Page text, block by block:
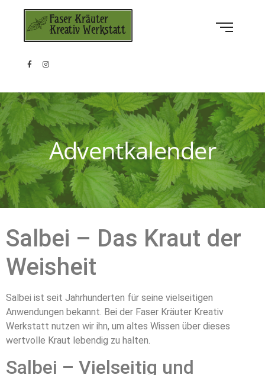
Adventkalender
Salbei – Das Kraut der
Weisheit
Salbei ist seit Jahrhunderten für seine vielseitigen
Anwendungen bekannt. Bei der Faser Kräuter Kreativ
Werkstatt nutzen wir ihn, um altes Wissen über dieses
wertvolle Kraut lebendig zu halten.
Salbei – Vielseitig und